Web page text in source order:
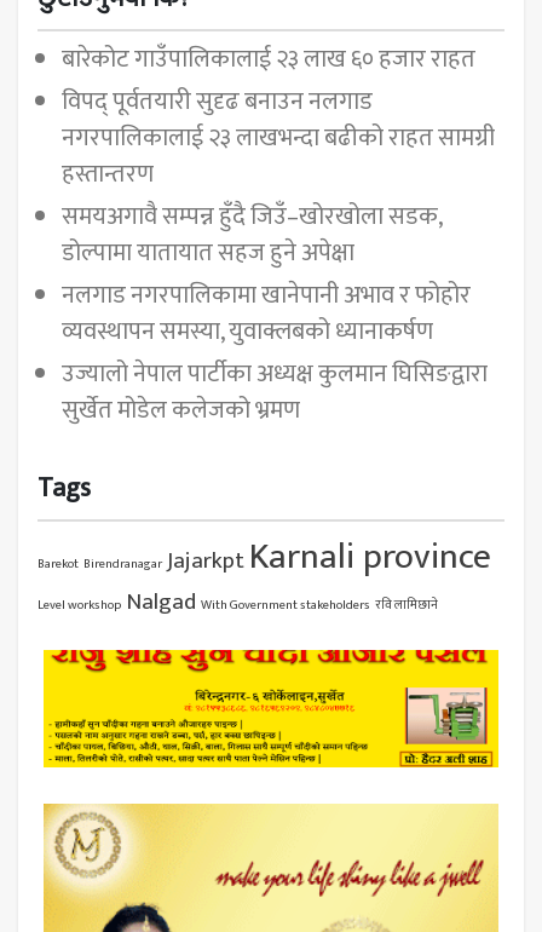
बारेकोट गाउँपालिकालाई २३ लाख ६० हजार राहत
विपद् पूर्वतयारी सुदृढ बनाउन नलगाड
नगरपालिकालाई २३ लाखभन्दा बढीको राहत सामग्री
हस्तान्तरण
समयअगावै सम्पन्न हुँदै जिउँ–खोरखोला सडक,
डोल्पामा यातायात सहज हुने अपेक्षा
नलगाड नगरपालिकामा खानेपानी अभाव र फोहोर
व्यवस्थापन समस्या, युवाक्लबको ध्यानाकर्षण
उज्यालो नेपाल पार्टीका अध्यक्ष कुलमान घिसिङद्वारा
सुर्खेत मोडेल कलेजको भ्रमण
Tags
Barekot Birendranagar JajarkptKarnali province
Level workshop Nalgad With Government stakeholders रवि लामिछाने